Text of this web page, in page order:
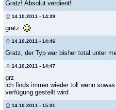
Gratz! Absolut verdient!
14.10.2011 - 14:39
gratz.
14.10.2011 - 14:46
Gratz, der Typ war bisher total unter
14.10.2011 - 14:47
grz
ich finds immer wieder toll wenn
verfügung gestellt wird
14.10.2011 - 15:01